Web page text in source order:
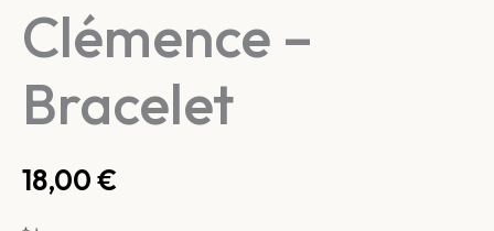
Clémence –
Bracelet
18,00€